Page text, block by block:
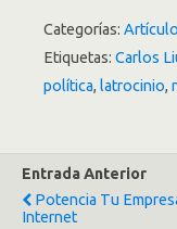
Categorías:
Etiquetas: Carlos
política, latrocinio,
Entrada Anterior
Potencia Tu
Internet